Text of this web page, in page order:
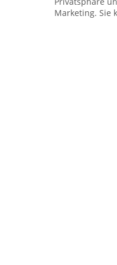
Marketing. Sie